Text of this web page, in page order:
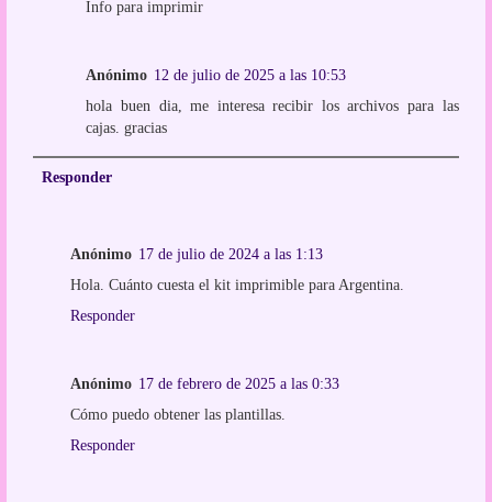
Info para imprimir
Anónimo 12 de julio de 2025 a las 10:53
hola buen dia, me interesa recibir los archivos para las
cajas. gracias
Responder
Anónimo 17 de julio de 2024 a las 1:13
Hola. Cuánto cuesta el kit imprimible para Argentina.
Responder
Anónimo 17 de febrero de 2025 a las 0:33
Cómo puedo obtener las plantillas.
Responder